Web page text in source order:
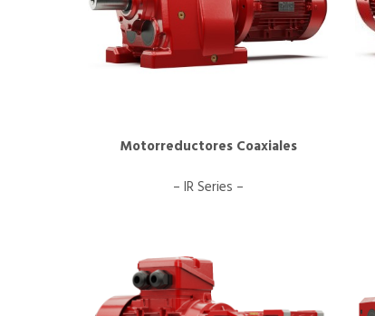
Motorreductores Coaxiales
– IR Series –